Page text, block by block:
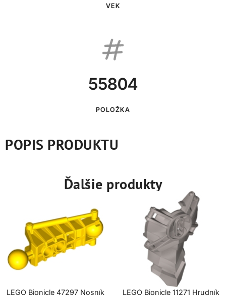
VEK
55804
POLOŽKA
POPIS PRODUKTU
Ďalšie produkty
LEGO Bionicle 47297 Nosník
LEGO Bionicle 11271 Hrudník